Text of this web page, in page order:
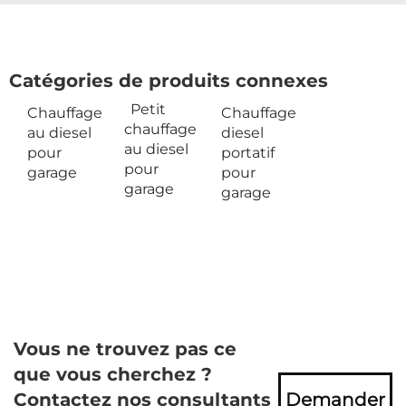
Catégories de produits connexes
Chauffage
au diesel
pour
garage
Petit
chauffage
au diesel
pour
garage
Chauffage
diesel
portatif
pour
garage
Vous ne trouvez pas ce
que vous cherchez ?
Contactez nos consultants
Demander